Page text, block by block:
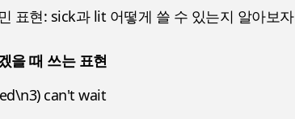
표현: sick과 lit 어떻게 쓸 수 있는지 알아보자
을 때 쓰는 표현
can't wait